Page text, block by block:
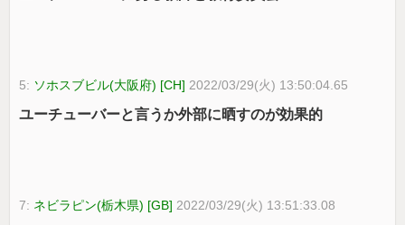
5: ソホスブビル(大阪府) [CH] 2022/03/29(火) 13:50:04.65
ユーチューバーと言うか外部に晒すのが効果的
7: ネビラピン(栃木県) [GB] 2022/03/29(火) 13:51:33.08